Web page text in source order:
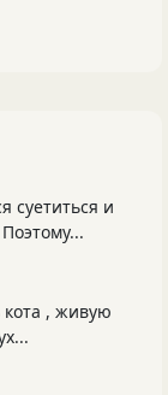
суетиться и
кота , живую